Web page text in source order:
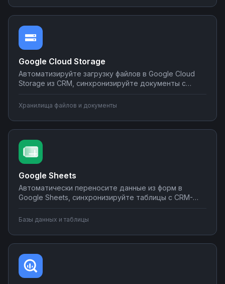
программирования на платформе Nodul.
Google Cloud Storage
Автоматизируйте загрузку файлов в Google Cloud
Storage из CRM, синхронизируйте документы с
уведомления о новых файлах в мессенджеры.
Создавайте интеграции облачного хранилища без
программирования на Nodul.
Хранилища файлов и документы
Google Sheets
Автоматически переносите данные из форм в
Google Sheets, синхронизируйте таблицы с CRM-
почте или в мессенджеры. Настраивайте
простых сценариев до сложной автоматизации
аналитики.
Базы данных и таблицы